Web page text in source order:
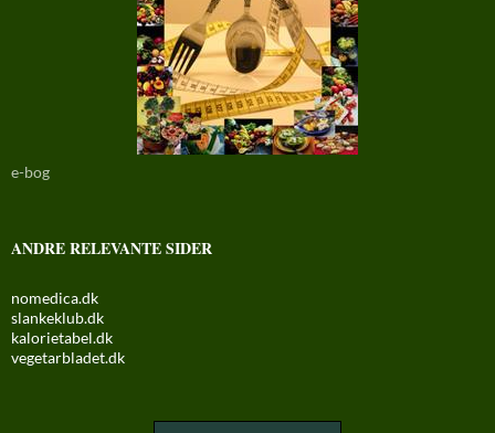
e-bog
ANDRE RELEVANTE SIDER
nomedica.dk
slankeklub.dk
kalorietabel.dk
vegetarbladet.dk